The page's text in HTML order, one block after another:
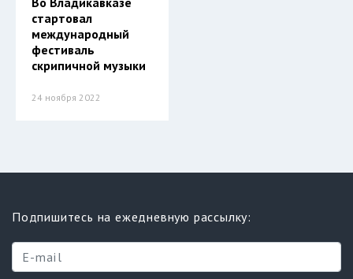
стартовал
международный
фестиваль
скрипичной музыки
24 ноября 2022
Подпишитесь на ежедневную рассылку: